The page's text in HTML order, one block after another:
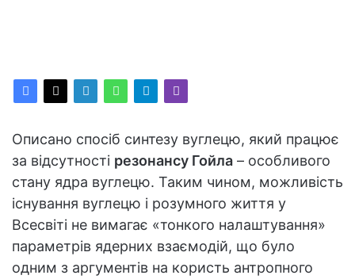
Описано спосіб синтезу вуглецю, який працює
за відсутності резонансу Гойла – особливого
стану ядра вуглецю. Таким чином, можливість
існування вуглецю і розумного життя у
Всесвіті не вимагає «тонкого налаштування»
параметрів ядерних взаємодій, що було
одним з аргументів на користь антропного